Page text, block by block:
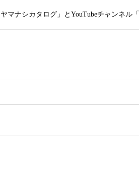
マナシカタログ」とYouTubeチャンネル